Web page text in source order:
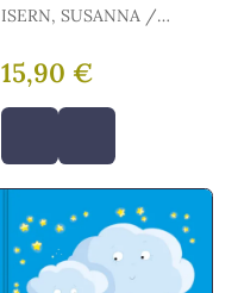
ISERN, SUSANNA /
15,90 €